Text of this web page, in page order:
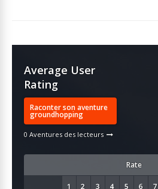
Average User
Rating
Raconter son aventure
groundhopping
0 Aventures des lecteurs
Rate